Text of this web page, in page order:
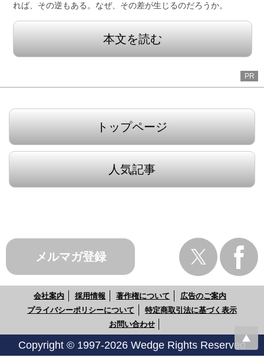
れば、その逆もある。なぜ、その差が生じるのだろうか。
本文を読む
PR
トップページ
人気記事
メルマガ登録
会社案内 採用情報 著作権について
広告のご案内
プライバシーポリシーについて
特定商取引法に基づく表示
お問い合わせ
Copyright © 1997-2026 Wedge Rights Reserved